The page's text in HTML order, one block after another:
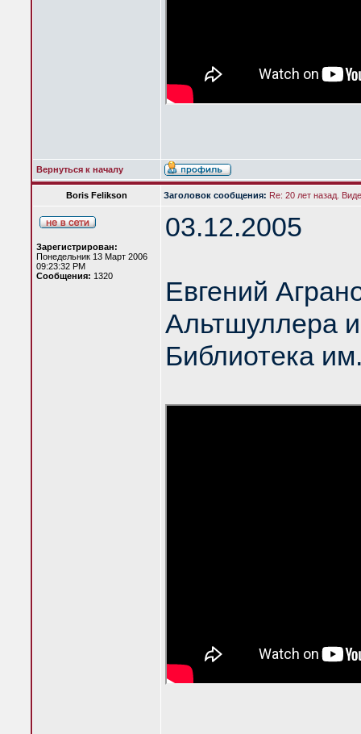
Вернуться к началу
Boris Felikson Заголовок сообщения: Re: 20 лет назад.
Зарегистрирован:
Понедельник 13 Март 2006
09:23:32 PM
Сообщения: 1320
03.12.2005
Евгений
Альтшуллера
Библиотека